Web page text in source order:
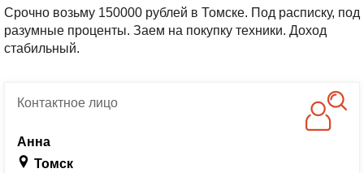
Срочно возьму 150000 рублей в Томске. Под расписку, под
разумные проценты. Заем на покупку техники. Доход
стабильный.
Контактноелицо
Анна
Томск